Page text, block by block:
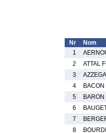
Nr Nom
1
2
ATTAL
3
4
5
6
7
8